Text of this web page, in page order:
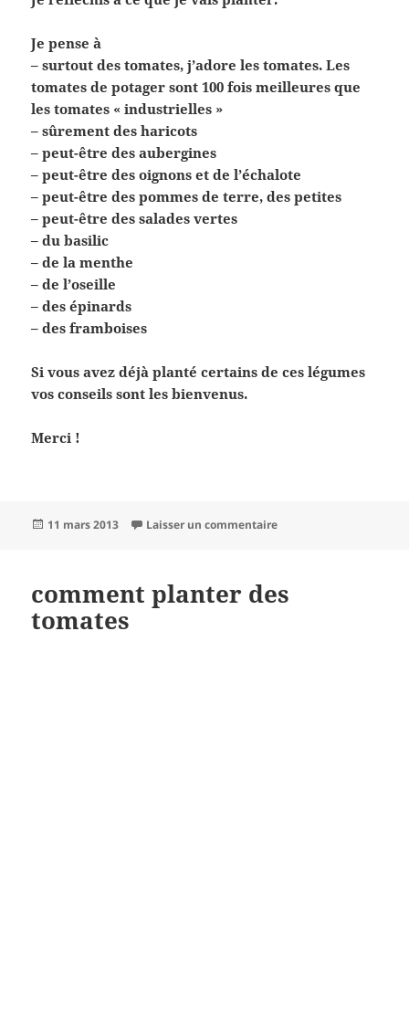
Je pense à
– surtout des tomates, j’adore les tomates. Les
tomates de potager sont 100 fois meilleures que
les tomates « industrielles »
– sûrement des haricots
– peut-être des aubergines
– peut-être des oignons et de l’échalote
– peut-être des pommes de terre, des petites
– peut-être des salades vertes
– du basilic
– de la menthe
– de l’oseille
– des épinards
– des framboises
Si vous avez déjà planté certains de ces légumes
vos conseils sont les bienvenus.
Merci !
Publié
11 mars 2013 Laisser un commentairesur si vous cherchez
comment planter des
tomates